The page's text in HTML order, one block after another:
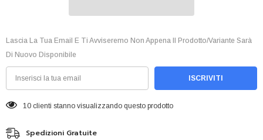
Lascia La Tua Email E Ti Avviseremo Non Appena Il Prodotto/variante Sarà
Di Nuovo Disponibile
ISCRIVITI
8 clienti stanno visualizzando questo prodotto
Spedizioni Gratuite